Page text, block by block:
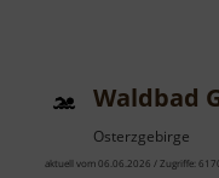
Waldbad
Osterzgebirge
aktuell vom 06.06.2026 / Zugriffe: